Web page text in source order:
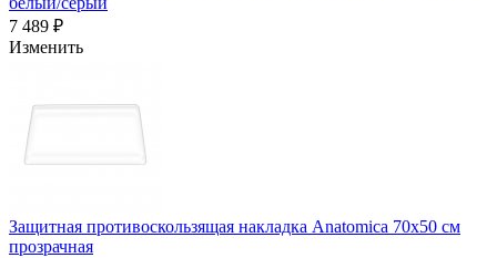
7 489 ₽
Изменить
Защитная противоскользящая накладка Anatomica 70х50 см
прозрачная